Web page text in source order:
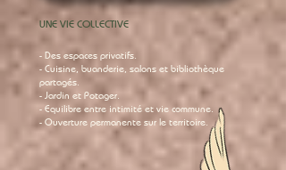
UNE VIE COLLECTIVE
- Des espaces privatifs.
- Cuisine, buanderie, salons et bibliothèque
partagés.
- Jardin et Potager.
- Equilibre entre intimité et vie commune.
- Ouverture permanente sur le territoire.